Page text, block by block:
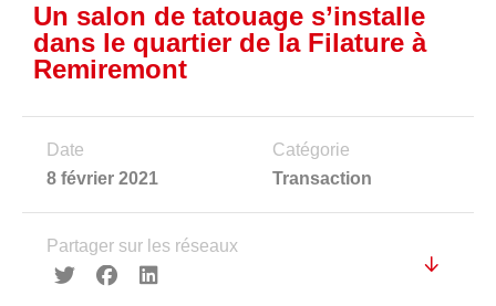
Nos solutions
Le groupe
Réalisations
Nous rejoindre
Accueil
Un salon de tatouage s’installe
dans le quartier de la Filature à
Remiremont
Date
8 février 2021
Catégorie
Transaction
Partager sur les réseaux